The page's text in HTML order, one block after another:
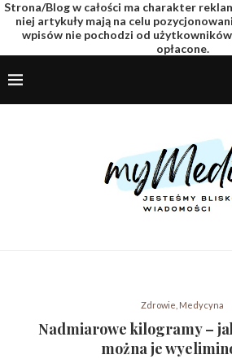
Strona/Blog w całości ma charakter
niej artykuły mają na celu
wpisów nie pochodzi od
opłacone.
Zdrowie, Medycyna
Nadmiarowe kilogramy –
można je